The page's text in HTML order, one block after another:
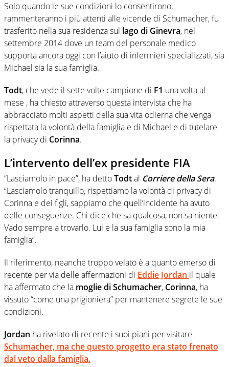
Solo quando le sue condizioni lo consentirono,
rammenteranno i più attenti alle vicende di Schumacher, fu
trasferito nella sua residenza sul lago di Ginevra, nel
settembre 2014 dove un team del personale medico
supporta ancora oggi con l’aiuto di infermieri specializzati, sia
Michael sia la sua famiglia.
Todt, che vede il sette volte campione di F1 una volta al
mese , ha chiesto attraverso questa intervista che ha
abbracciato molti aspetti della sua vita odierna che venga
rispettata la volontà della famiglia e di Michael e di tutelare
la privacy di Corinna.
L’intervento dell’ex presidente FIA
“Lasciamolo in pace”, ha dettoTodtal Corriere della Sera.
“Lasciamolo tranquillo, rispettiamo la volontà di privacy di
Corinna e dei figli, sappiamo che quell’incidente ha avuto
delle conseguenze. Chi dice che sa qualcosa, non sa niente.
Vado sempre a trovarlo. Lui e la sua famiglia sono la mia
famiglia”.
Il riferimento, neanche troppo velato è a quanto emerso di
recente per via delle affermazioni di Eddie Jordan il quale
ha affermato che la moglie di Schumacher, Corinna, ha
vissuto “come una prigioniera” per mantenere segrete le sue
condizioni.
Jordan ha rivelato di recente i suoi piani per visitare
Schumacher, ma che questo progetto era stato frenato
dal veto dalla famiglia.